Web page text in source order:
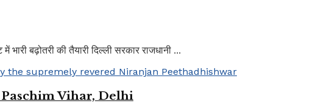
बढ़ोतरी की तैयारी ​दिल्ली सरकार राजधानी ...
Vihar, Delhi